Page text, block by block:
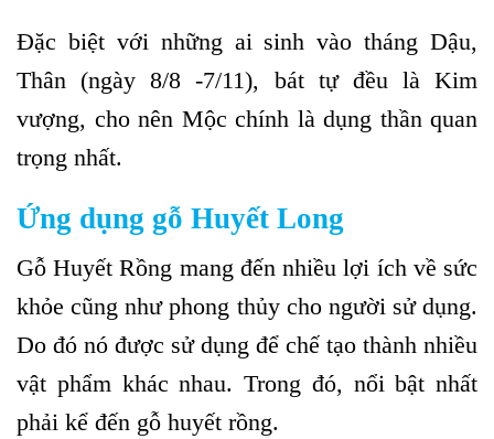
Đặc biệt với những ai sinh vào tháng Dậu,
Thân (ngày 8/8 -7/11), bát tự đều là Kim
vượng, cho nên Mộc chính là dụng thần quan
trọng nhất.
Ứng dụng gỗ Huyết Long
Gỗ Huyết Rồng mang đến nhiều lợi ích về sức
khỏe cũng như phong thủy cho người sử dụng.
Do đó nó được sử dụng để chế tạo thành nhiều
vật phẩm khác nhau. Trong đó, nổi bật nhất
phải kể đến gỗ huyết rồng.